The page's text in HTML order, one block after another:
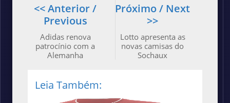
Próximo / Next
>>
Lotto apresenta as
novas camisas do
Sochaux
<< Anterior /
Previous
Adidas renova
patrocínio com a
Alemanha
Leia Também: